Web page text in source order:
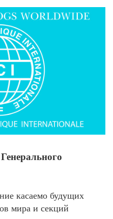
касаемо будущих
мира и секций